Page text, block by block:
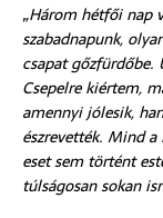
„Három hétfői nap
szabadnapunk,
csapat
Csepelre kiértem,
amennyi jólesik,
észrevették. Mind
eset sem történt
túlságosan sokan